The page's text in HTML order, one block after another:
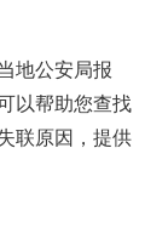
地公安局报
以帮助您查找
联原因，提供